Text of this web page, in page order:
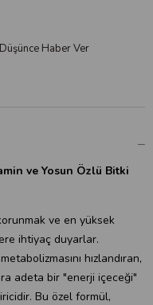
Haber Ver
ve Yosun Özlü Bitki
ve en yüksek
ihtiyaç duyarlar.
hızlandıran,
adeta bir "enerji içeceği"
Bu özel formül,